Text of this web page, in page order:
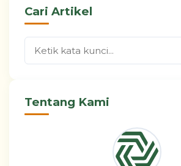
Cari Artikel
Tentang Kami